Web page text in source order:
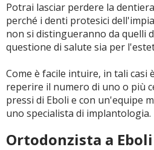
Potrai lasciar perdere la
perché i denti protesici
non si distingueranno da quelli
questione di salute sia per
Come è facile intuire, in tali casi
reperire il numero di uno o più
pressi di Eboli e con un'equipe
uno specialista di implantologia.
Ortodonzista a Eboli